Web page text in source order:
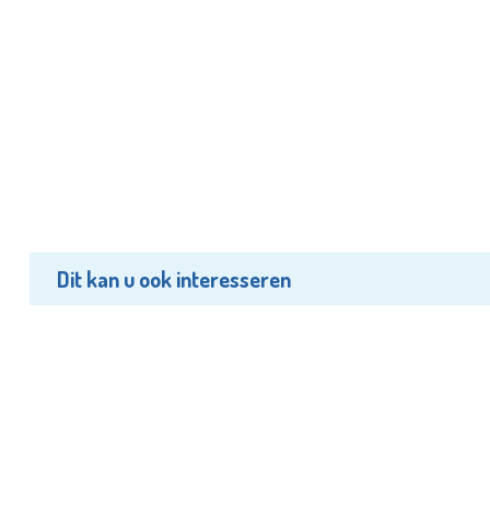
Dit kan u ook interesseren